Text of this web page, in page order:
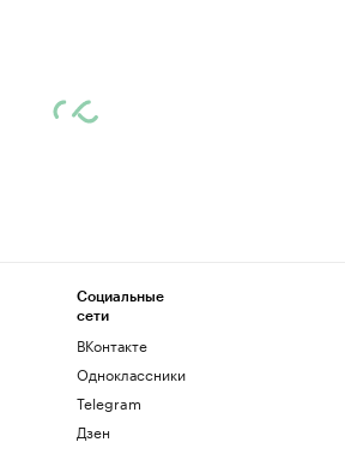
Социальные
сети
ВКонтакте
Одноклассники
Telegram
Дзен